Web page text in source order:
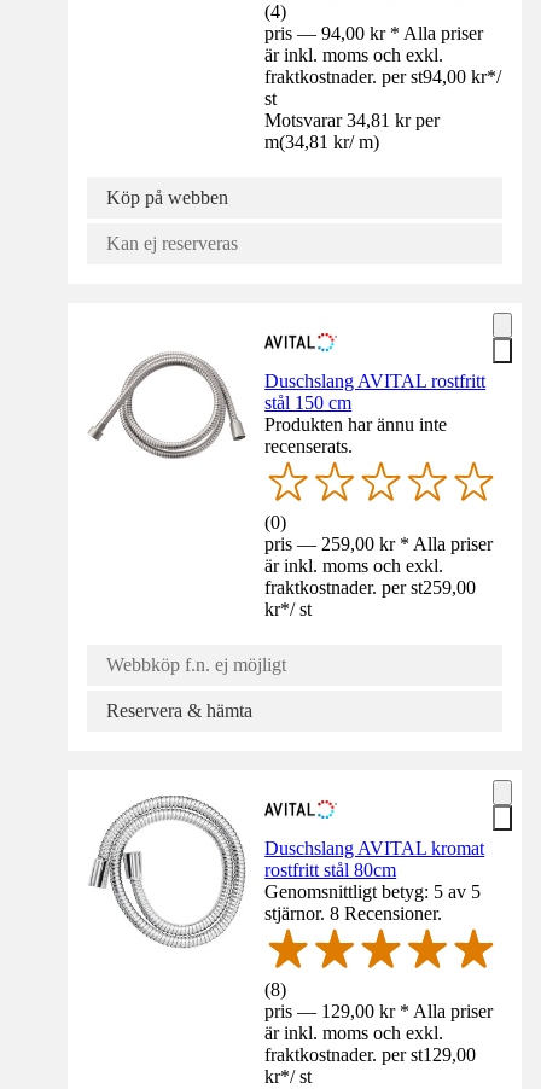
(4)
pris — 94,00 kr * Alla priser
är inkl. moms och exkl.
fraktkostnader. per st94,00 kr*/
st
Motsvarar 34,81 kr per
m(34,81 kr/ m)
Köp på webben
Kan ej reserveras
Duschslang AVITAL rostfritt
stål 150 cm
Produkten har ännu inte
recenserats.
(0)
pris — 259,00 kr * Alla priser
är inkl. moms och exkl.
fraktkostnader. per st259,00
kr*/ st
Webbköp f.n. ej möjligt
Reservera & hämta
Duschslang AVITAL kromat
rostfritt stål 80cm
Genomsnittligt betyg: 5 av 5
stjärnor. 8 Recensioner.
(8)
pris — 129,00 kr * Alla priser
är inkl. moms och exkl.
fraktkostnader. per st129,00
kr*/ st